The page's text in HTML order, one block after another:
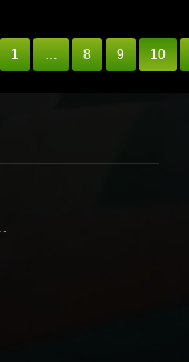
1 … 8 9 10